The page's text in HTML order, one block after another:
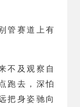
管赛道上有
不及观察自
跑去，深怕
把身姿驰向